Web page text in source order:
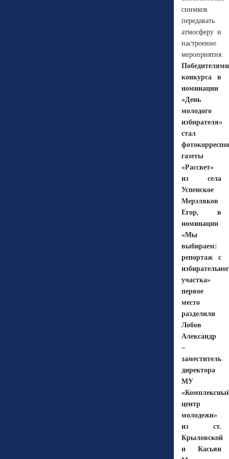
снимков
передавать
атмосферу и
настроение
мероприятия.
Победителями
конкурса в
номинации
«День
молодого
избирателя»
стал
газеты
«Рассвет»
из села
Успенское
Мерзляков
Егор, в
номинации
«Мы
выбираем:
репортаж с
участка»
первое
место
разделили
Лобов
Александр
–
заместитель
директора
МУ
центр
молодежи»
из ст.
Крыловской
и Касьян